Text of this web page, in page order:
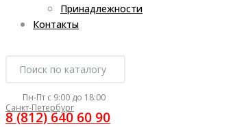
Принадлежности
Контакты
Пн-Пт с 9:00 до 18:00
Санкт-Петербург
8 (812) 640 60 90